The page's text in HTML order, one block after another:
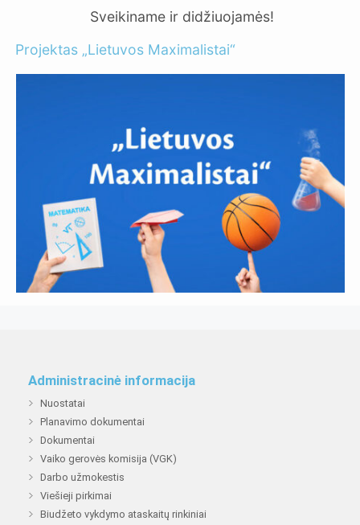
Sveikiname ir didžiuojamės!
Projektas „Lietuvos Maximalistai“
Administracinė informacija
Nuostatai
Planavimo dokumentai
Dokumentai
Vaiko gerovės komisija (VGK)
Darbo užmokestis
Viešieji pirkimai
Biudžeto vykdymo ataskaitų rinkiniai